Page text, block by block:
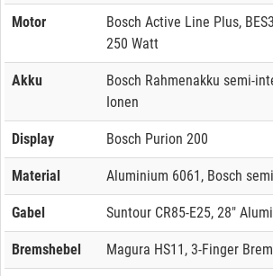
Motor
Bosch Active Line Plus,
250 Watt
Akku
Bosch Rahmenakku semi-
Ionen
Display Bosch Purion 200
Material Aluminium 6061, Bosch
Gabel Suntour CR85-E25, 28"
Bremshebel Magura HS11, 3-Finger